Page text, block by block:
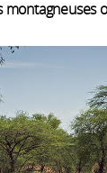
montagneuses